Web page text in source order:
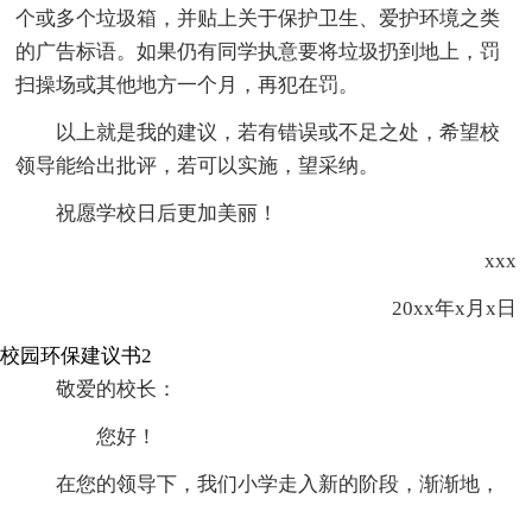
个或多个垃圾箱，并贴上关于保护卫生、爱护环境之类
的广告标语。如果仍有同学执意要将垃圾扔到地上，罚
扫操场或其他地方一个月，再犯在罚。
以上就是我的建议，若有错误或不足之处，希望校
领导能给出批评，若可以实施，望采纳。
祝愿学校日后更加美丽！
xxx
20xx年x月x日
校园环保建议书2
敬爱的校长：
您好！
在您的领导下，我们小学走入新的阶段，渐渐地，